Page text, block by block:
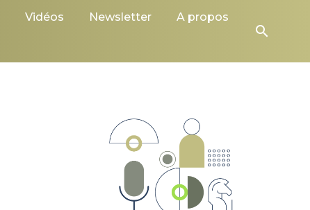
Vidéos Newsletter A propos
search